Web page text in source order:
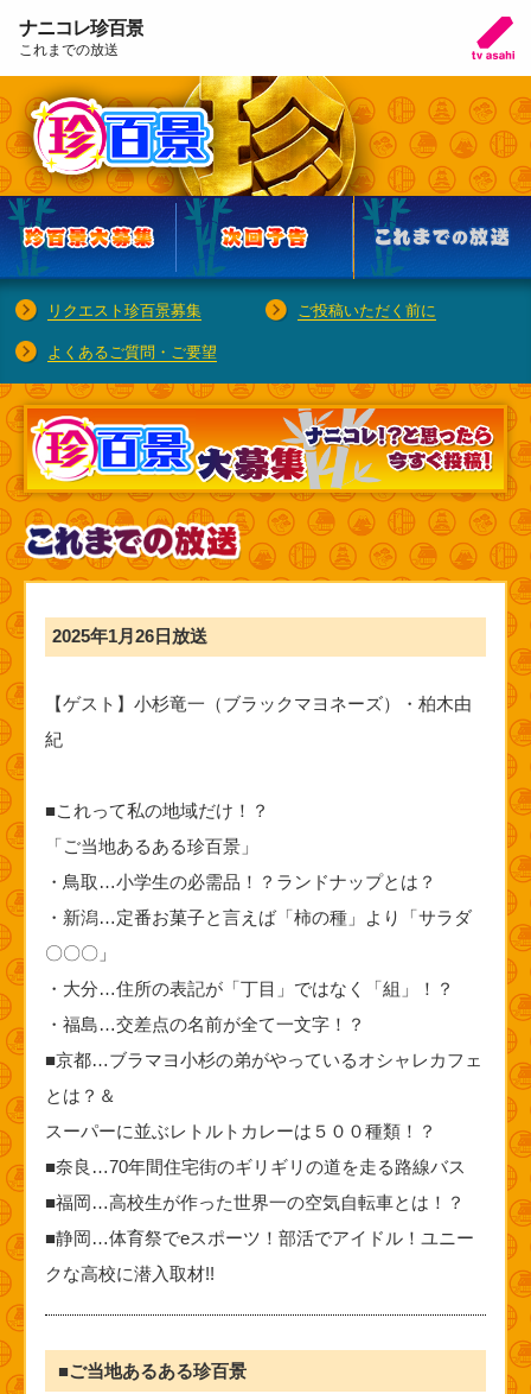
ナニコレ珍百景
これまでの放送
リクエスト珍百景募集 ご投稿いただく前に
よくあるご質問・ご要望
2025年1月26日放送
【ゲスト】小杉竜一（ブラックマヨネーズ）・柏木由
紀
■これって私の地域だけ！？
「ご当地あるある珍百景」
・鳥取…小学生の必需品！？ランドナップとは？
・新潟…定番お菓子と言えば「柿の種」より「サラダ
〇〇〇」
・大分…住所の表記が「丁目」ではなく「組」！？
・福島…交差点の名前が全て一文字！？
■京都…ブラマヨ小杉の弟がやっているオシャレカフェ
とは？＆
スーパーに並ぶレトルトカレーは５００種類！？
■奈良…70年間住宅街のギリギリの道を走る路線バス
■福岡…高校生が作った世界一の空気自転車とは！？
■静岡…体育祭でeスポーツ！部活でアイドル！ユニー
クな高校に潜入取材!!
■ご当地あるある珍百景